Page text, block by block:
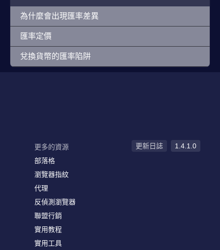
為什麼會出現匯率差異
匯率定價
兌換貨幣的匯率陷阱
更多的資源
部落格
瀏覽器指紋
代理
反偵測瀏覽器
聯盟行銷
實用教程
實用工具
更新日誌 1.4.1.0